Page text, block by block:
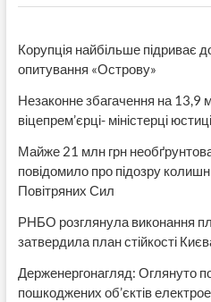
Корупція найбільше підриває
опитування «Острову»
Незаконне збагачення на 13,9
віцепрем’єрці- міністерці
Майже 21 млн грн
повідомило про підозру
Повітряних Сил
РНБО розглянула виконання
затвердила план стійкості
Держенергонагляд: Оглянуто
пошкоджених об’єктів